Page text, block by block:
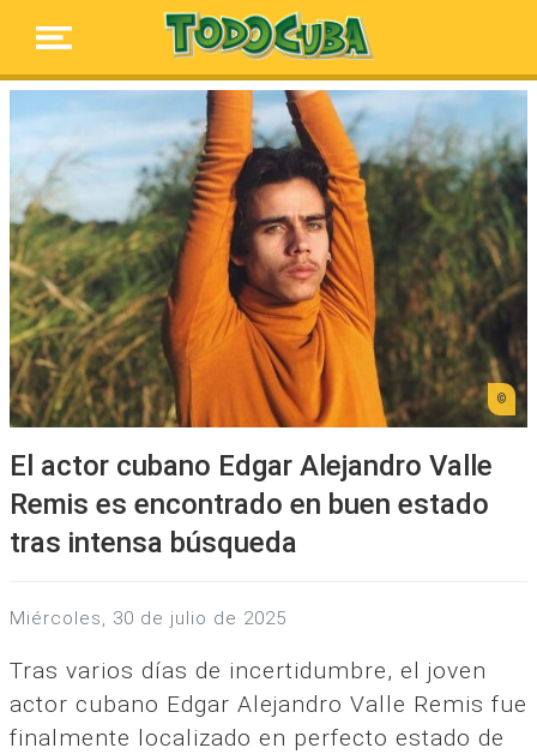
El actor cubano Edgar Alejandro Valle
Remis es encontrado en buen estado
tras intensa búsqueda
miércoles, 30 de julio de 2025
Tras varios días de incertidumbre, el joven
actor cubano Edgar Alejandro Valle Remis fue
finalmente localizado en perfecto estado de